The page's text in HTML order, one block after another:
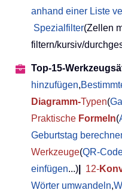
anhand einer Liste
Spezialfilter(Zellen
filtern/kursiv/
Top-15-
hinzufügen,
Diagramm-Typen(
Praktische Formeln(
Geburtstag
Werkzeuge(QR-
einfügen...) 12-
Wörter umwandeln,